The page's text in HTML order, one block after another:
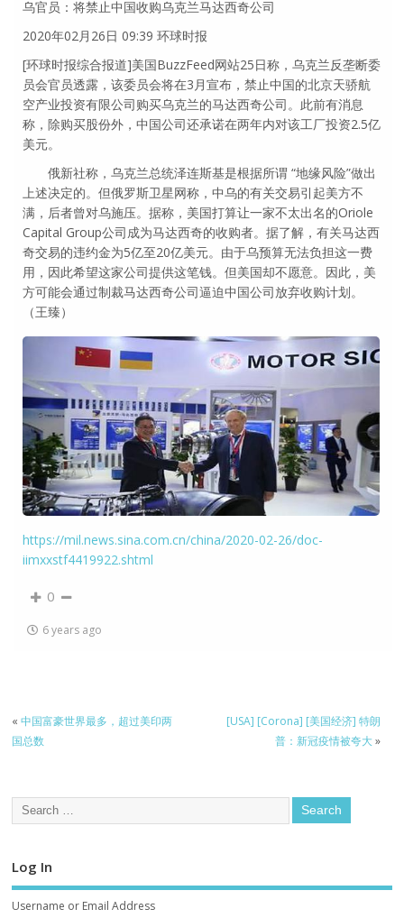
乌官员：将禁止中国收购乌克兰马达西奇公司
2020年02月26日 09:39 环球时报
[环球时报综合报道]美国BuzzFeed网站25日称，乌克兰反垄断委
员会官员透露，该委员会将在3月宣布，禁止中国的北京天骄航
空产业投资有限公司购买乌克兰的马达西奇公司。此前有消息
称，除购买股份外，中国公司还承诺在两年内对该工厂投资2.5亿
美元。
俄新社称，乌克兰总统泽连斯基是根据所谓 “地缘风险”做出
上述决定的。但俄罗斯卫星网称，中乌的有关交易引起美方不
满，后者曾对乌施压。据称，美国打算让一家不太出名的Oriole
Capital Group公司成为马达西奇的收购者。据了解，有关马达西
奇交易的违约金为5亿至20亿美元。由于乌预算无法负担这一费
用，因此希望这家公司提供这笔钱。但美国却不愿意。因此，美
方可能会通过制裁马达西奇公司逼迫中国公司放弃收购计划。
（王臻）
https://mil.news.sina.com.cn/china/2020-02-26/doc-
iimxxstf4419922.shtml
0
6 years ago
«中国富豪世界最多，超过美印两
国总数
[USA] [Corona] [美国经济] 特朗
普：新冠疫情被夸大»
Log In
Username or Email Address